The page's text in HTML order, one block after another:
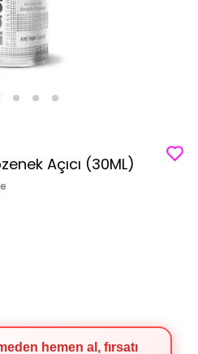
Açıcı (30ML)
hemen al, fırsatı